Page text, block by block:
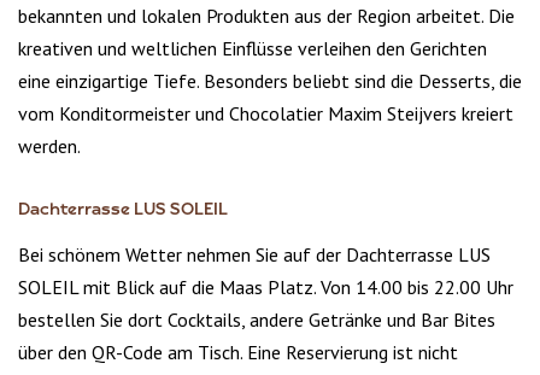
bekannten und lokalen Produkten aus der Region arbeitet. Die
kreativen und weltlichen Einflüsse verleihen den Gerichten
eine einzigartige Tiefe. Besonders beliebt sind die Desserts, die
vom Konditormeister und Chocolatier Maxim Steijvers kreiert
werden.
Dachterrasse LUS SOLEIL
Bei schönem Wetter nehmen Sie auf der Dachterrasse LUS
SOLEIL mit Blick auf die Maas Platz. Von 14.00 bis 22.00 Uhr
bestellen Sie dort Cocktails, andere Getränke und Bar Bites
über den QR-Code am Tisch. Eine Reservierung ist nicht